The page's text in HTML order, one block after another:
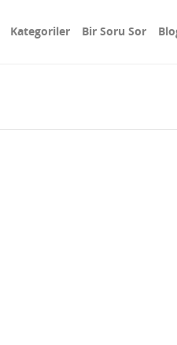
Kategoriler Bir Soru Sor